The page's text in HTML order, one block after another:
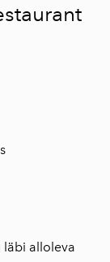
läbi alloleva